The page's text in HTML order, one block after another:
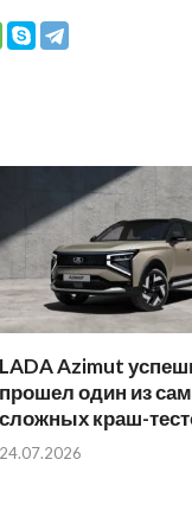
LADA Azimut
прошел один из
сложных краш-
24.07.2026